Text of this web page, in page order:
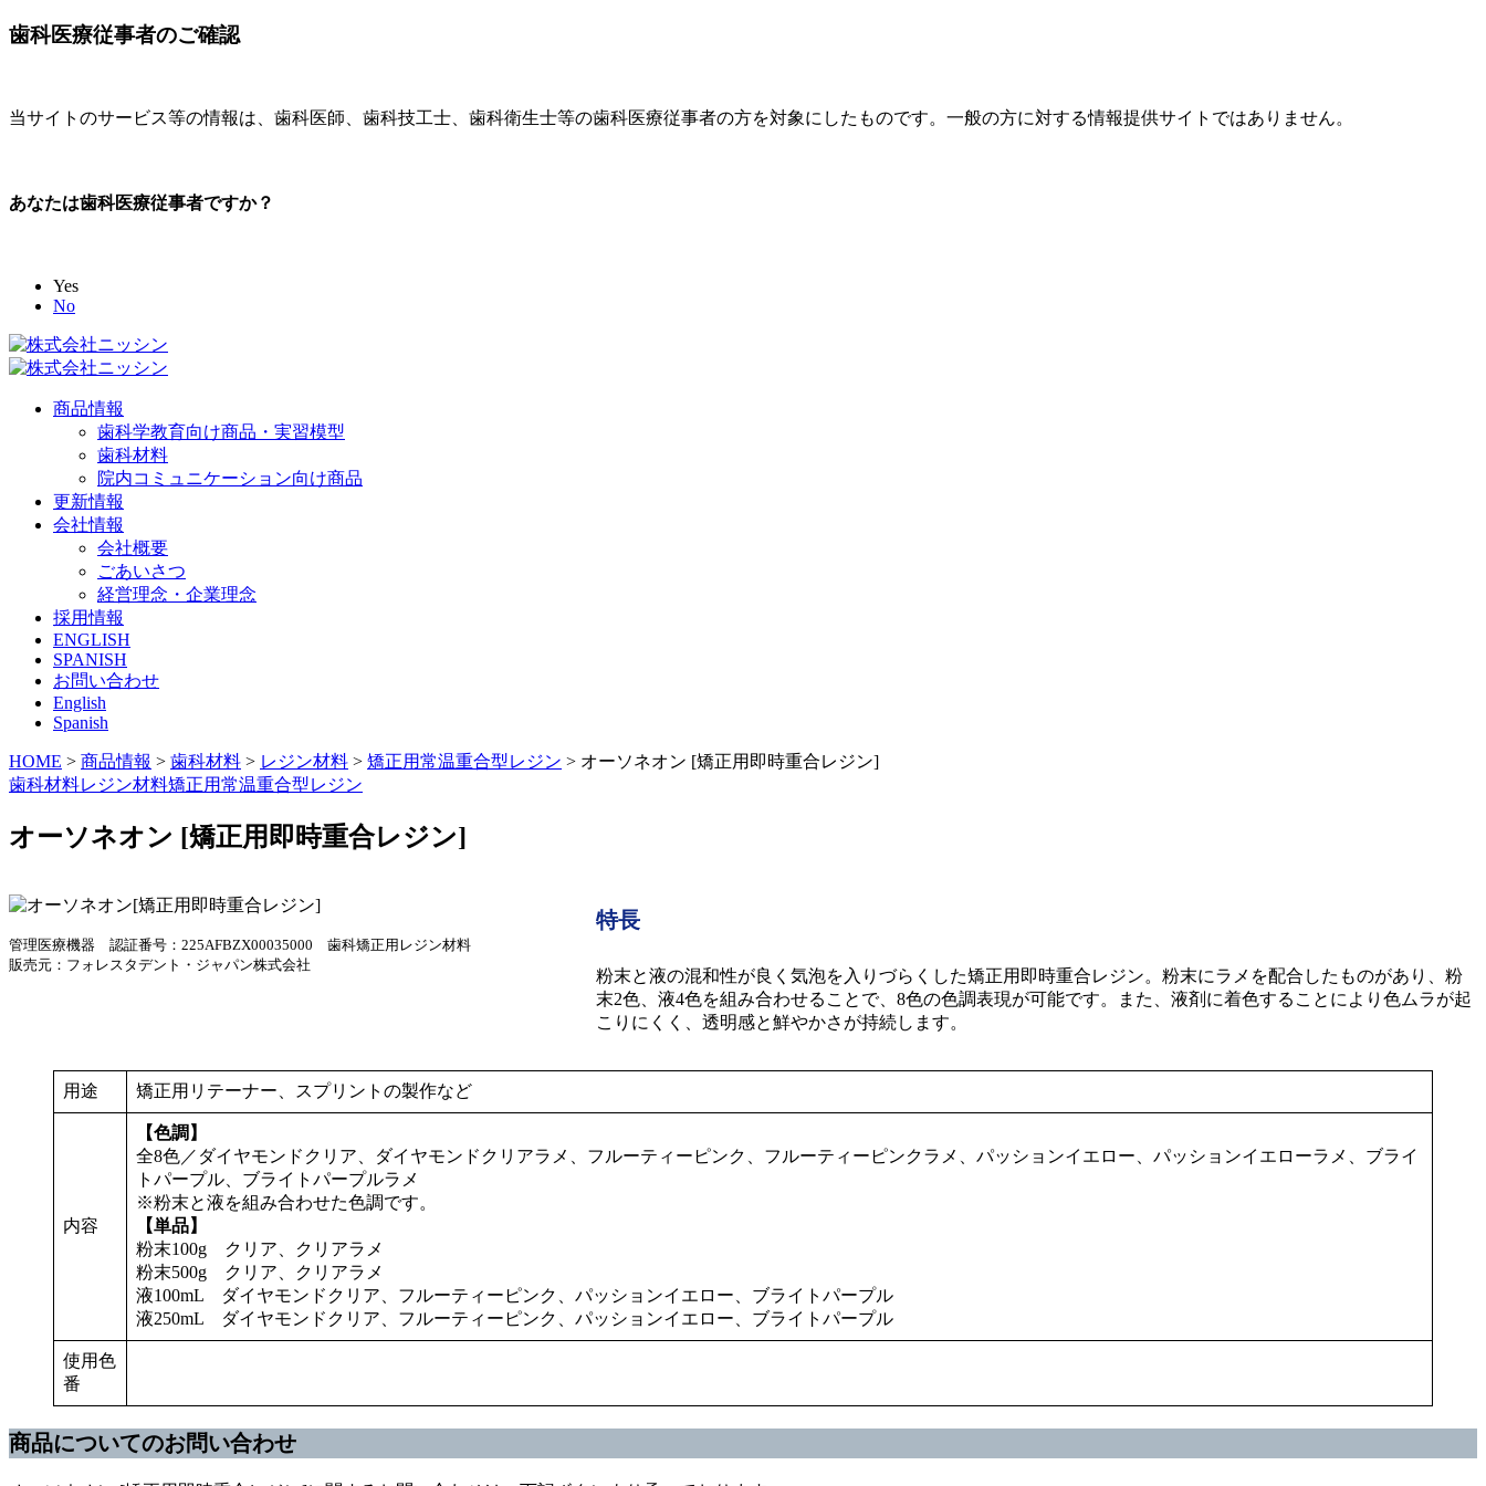
歯科医療従事者のご確認
当サイトのサービス等の情報は、歯科医師、歯科技工士、歯科衛生士等の歯科医療従事者の方を対象にしたものです。一般の方に対する情報提供サイトではありません。
あなたは歯科医療従事者ですか？
Yes
No
商品情報
歯科学教育向け商品・実習模型
歯科材料
院内コミュニケーション向け商品
更新情報
会社情報
会社概要
ごあいさつ
経営理念・企業理念
採用情報
ENGLISH
SPANISH
お問い合わせ
English
Spanish
HOME > 商品情報 > 歯科材料 > レジン材料 > 矯正用常温重合型レジン > オーソネオン [矯正用即時重合レジン]
歯科材料レジン材料矯正用常温重合型レジン
オーソネオン [矯正用即時重合レジン]
管理医療機器 認証番号：225AFBZX00035000 歯科矯正用レジン材料
販売元：フォレスタデント・ジャパン株式会社
特長
粉末と液の混和性が良く気泡を入りづらくした矯正用即時重合レジン。粉末にラメを配合したものがあり、粉
末2色、液4色を組み合わせることで、8色の色調表現が可能です。また、液剤に着色することにより色ムラが起
こりにくく、透明感と鮮やかさが持続します。
用途 矯正用リテーナー、スプリントの製作など
内容
【色調】
全8色／ダイヤモンドクリア、ダイヤモンドクリアラメ、フルーティーピンク、フルーティーピンクラメ、パッションイエロー、パッションイエローラメ、ブライ
トパープル、ブライトパープルラメ
※粉末と液を組み合わせた色調です。
【単品】
粉末100g クリア、クリアラメ
粉末500g クリア、クリアラメ
液100mL ダイヤモンドクリア、フルーティーピンク、パッションイエロー、ブライトパープル
液250mL ダイヤモンドクリア、フルーティーピンク、パッションイエロー、ブライトパープル
使用色
番
商品についてのお問い合わせ